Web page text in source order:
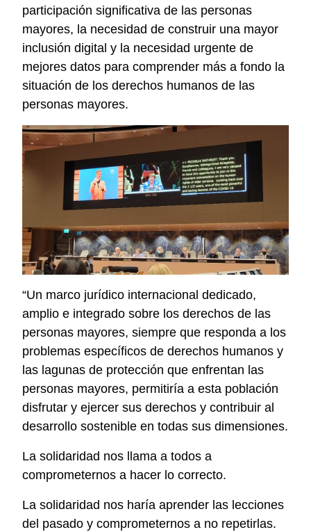
participación significativa de las personas
mayores, la necesidad de construir una mayor
inclusión digital y la necesidad urgente de
mejores datos para comprender más a fondo la
situación de los derechos humanos de las
personas mayores.
“Un marco jurídico internacional dedicado,
amplio e integrado sobre los derechos de las
personas mayores, siempre que responda a los
problemas específicos de derechos humanos y
las lagunas de protección que enfrentan las
personas mayores, permitiría a esta población
disfrutar y ejercer sus derechos y contribuir al
desarrollo sostenible en todas sus dimensiones.
La solidaridad nos llama a todos a
comprometernos a hacer lo correcto.
La solidaridad nos haría aprender las lecciones
del pasado y comprometernos a no repetirlas.